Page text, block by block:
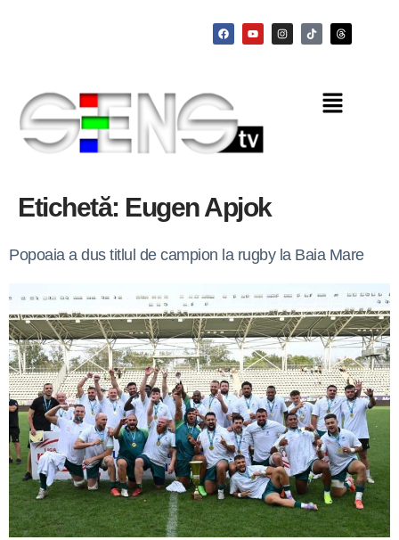
Etichetă: Eugen Apjok
Popoaia a dus titlul de campion la rugby la Baia Mare